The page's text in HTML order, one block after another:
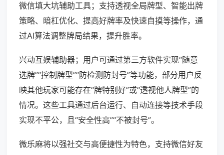
微信填大坑辅助工具；支持透视全局牌型、智能出牌
策略、暗杠优化、提高好牌率及快速自摸等操作，通
过AI算法调整牌局结果，提升胜率。
兴动互娱辅助器；用户可通过第三方软件实现“随意
选牌”“控制牌型”“防检测防封号”等功能，部分用户反
映其他玩家可能存在“牌特别好”或“透视他人牌型”的
情况。这些工具通过后台运行、自动连接等技术手段
实现不平公，且“安全性高”“不被封号”。
微乐麻将以强社交与高便捷性为特色，支持微信好友